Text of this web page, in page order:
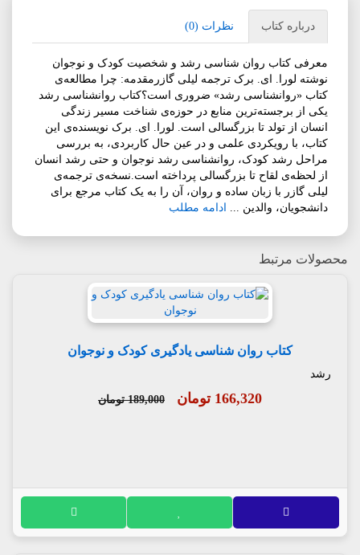
درباره کتاب نظرات (0)
معرفی کتاب روان شناسی رشد و شخصیت کودک و نوجوان
نوشته لورا. ای. برک ترجمه لیلی گازرمقدمه: چرا مطالعه‌ی
کتاب «روانشناسی رشد» ضروری است؟کتاب روانشناسی رشد
یکی از برجسته‌ترین منابع در حوزه‌ی شناخت مسیر زندگی
انسان از تولد تا بزرگسالی است. لورا. ای. برک نویسنده‌ی این
کتاب، با رویکردی علمی و در عین حال کاربردی، به بررسی
مراحل رشد کودک، روانشناسی رشد نوجوان و حتی رشد انسان
از لحظه‌ی لقاح تا بزرگسالی پرداخته است.نسخه‌ی ترجمه‌ی
لیلی گازر با زبان ساده و روان، آن را به یک کتاب مرجع برای
دانشجویان، والدین ... ادامه مطلب
محصولات مرتبط
کتاب روان شناسی یادگیری کودک و نوجوان
رشد
166,320 تومان 189,000 تومان